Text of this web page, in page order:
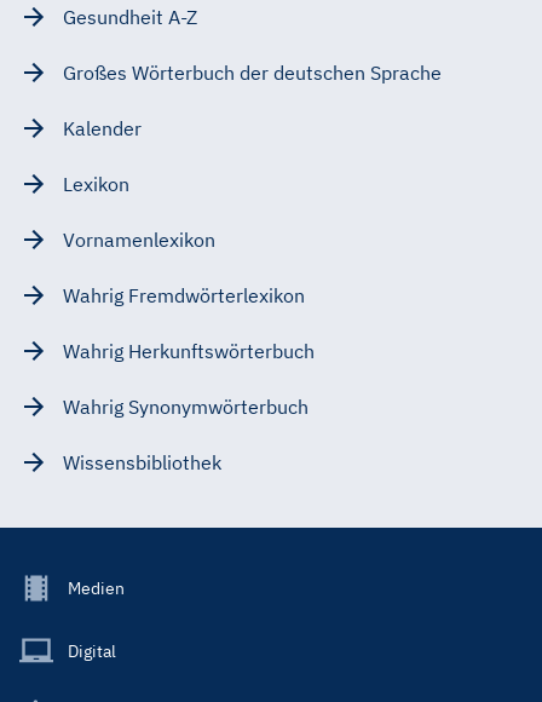
Gesundheit A-Z
Großes Wörterbuch der deutschen Sprache
Kalender
Lexikon
Vornamenlexikon
Wahrig Fremdwörterlexikon
Wahrig Herkunftswörterbuch
Wahrig Synonymwörterbuch
Wissensbibliothek
Footer
Main
Medien
Digital